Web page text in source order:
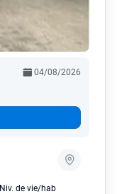
04/08/2026
Niv. de vie/hab